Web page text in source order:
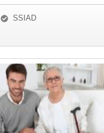
SSIAD